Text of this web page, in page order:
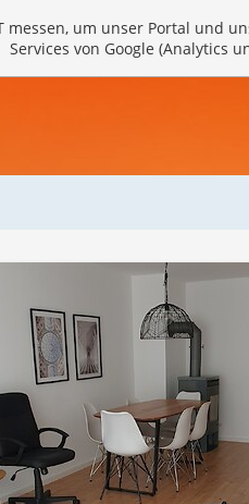
messen, um unser Portal und
Services von Google (Analytics
Loading Gallery...